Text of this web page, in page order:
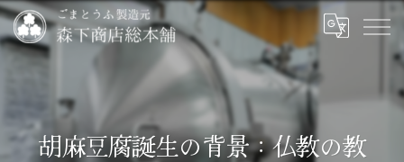
胡麻豆腐誕生の背景：仏教の教